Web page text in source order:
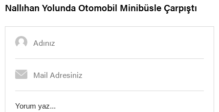
Nallıhan Yolunda Otomobil Minibüsle Çarpıştı